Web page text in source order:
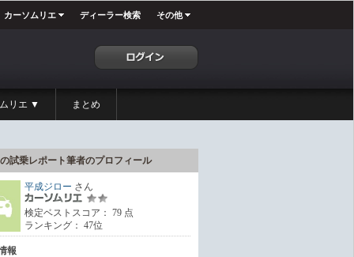
カーソムリエ ディーラー検索 その他
リエ ▼ まとめ
試乗レポート筆者のプロフィール
平成ジロー さん
検定ベストスコア： 79 点
ランキング： 47位
報